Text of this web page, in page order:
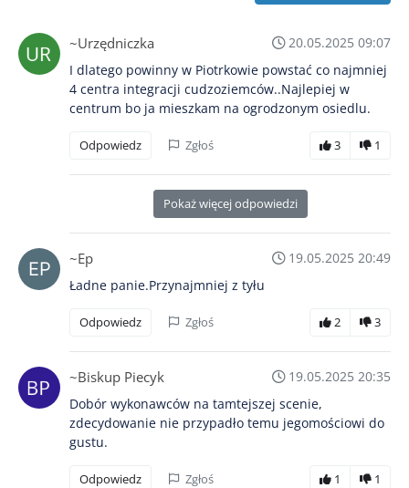
~Urzędniczka
20.05.2025 09:07
I dlatego powinny w Piotrkowie powstać co najmniej
4 centra integracji cudzoziemców..Najlepiej w
centrum bo ja mieszkam na ogrodzonym osiedlu.
Odpowiedz Zgłoś 3 1
Pokaż więcej odpowiedzi
~Ep
19.05.2025 20:49
Ładne panie.Przynajmniej z tyłu
Odpowiedz Zgłoś 2 3
~Biskup Piecyk
19.05.2025 20:35
Dobór wykonawców na tamtejszej scenie,
zdecydowanie nie przypadło temu jegomościowi do
gustu.
Odpowiedz Zgłoś 1 1